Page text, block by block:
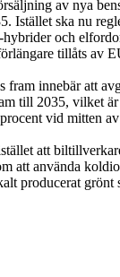
av nya
Istället ska nu
och
tillåts av
fram innebär att
till 2035, vilket
vid mitten
att
att använda
producerat grönt